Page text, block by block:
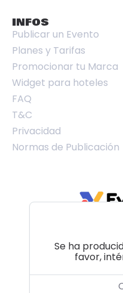
INFOS
Publicar un Evento
Planes y Tarifas
Promocionar tu Marca
Widget para hoteles
FAQ
T&C
Privacidad
Normas de Publicación
Se ha
favor,